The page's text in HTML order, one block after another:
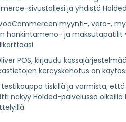
sivustollesi ja yhdistä
myynti-, vero-,
hankintameno- ja maksutapatilit
POS, kirjaudu
keräyskehotus on
tiskillä ja varmista, että
näkyy Holded-palvelussa